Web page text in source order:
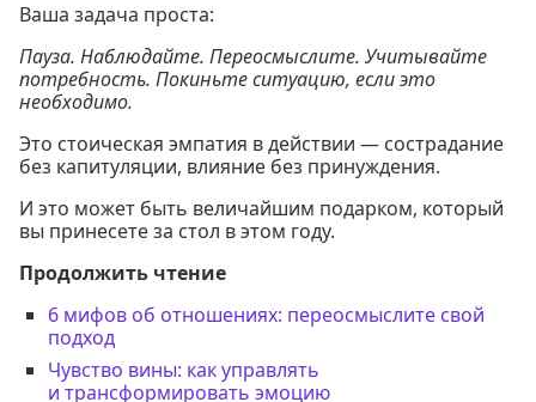
Ваша задача проста:
Пауза. Наблюдайте. Переосмыслите. Учитывайте
потребность. Покиньте ситуацию, если это
необходимо.
Это стоическая эмпатия в действии — сострадание
без капитуляции, влияние без принуждения.
И это может быть величайшим подарком, который
вы принесете за стол в этом году.
Продолжить чтение
6 мифов об отношениях: переосмыслите свой
подход
Чувство вины: как управлять
и трансформировать эмоцию